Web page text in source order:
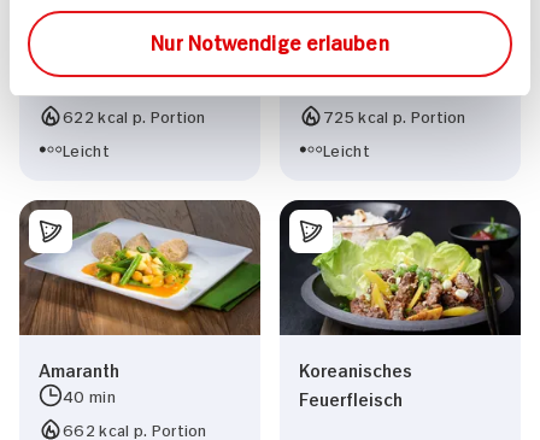
Nur Notwendige erlauben
Pikante Nackensteaks
25 min
622 kcal p. Portion
Leicht
Mandel-Rotbarsch
15 min
725 kcal p. Portion
Leicht
Amaranth
40 min
662 kcal p. Portion
Koreanisches
Feuerfleisch